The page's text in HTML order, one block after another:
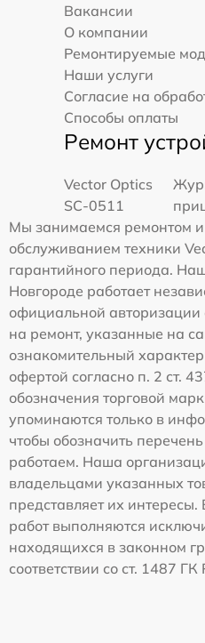
Вакансии
О компании
Ремонтируемые
Наши услуги
Согласие на
Способы оплаты
Ремонт
Vector Optics
SC-0511
Мы занимаемся ремонтом и
обслуживанием техники
гарантийного периода.
Новгороде работает
официальной авторизации
на ремонт, указанные на
ознакомительный
офертой согласно п. 2 ст.
обозначения торговой
упоминаются только в
чтобы обозначить
работаем. Наша
владельцами указанных
представляет их
работ выполняются
находящихся в законном
соответствии со ст. 1487